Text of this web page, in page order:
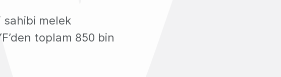
melek
toplam 850 bin